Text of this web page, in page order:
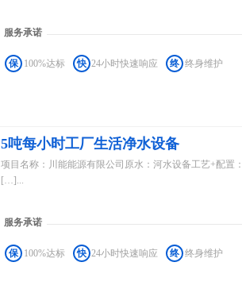
服务承诺
保 100%达标 快 24小时快速响应 终 终身维护
5吨每小时工厂生活净水设备
项目名称：川能能源有限公司原水：河水设备工艺+配置
[…]...
服务承诺
保 100%达标 快 24小时快速响应 终 终身维护